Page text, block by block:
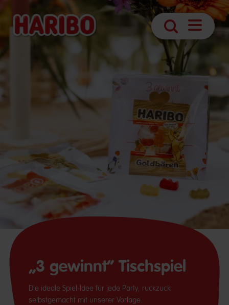
Suche
„3 gewinnt“ Tischspiel
Die ideale Spiel-Idee für jede Party, ruckzuck
selbstgemacht mit unserer Vorlage.